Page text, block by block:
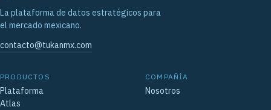
La plataforma de datos estratégicos para
el mercado mexicano.
contacto@tukanmx.com
PRODUCTOS
Plataforma
Atlas
COMPAÑÍA
Nosotros